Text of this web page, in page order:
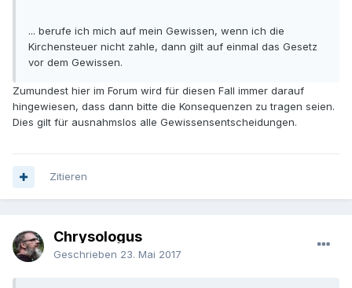
... berufe ich mich auf mein Gewissen, wenn ich die
Kirchensteuer nicht zahle, dann gilt auf einmal das Gesetz
vor dem Gewissen.
Zumundest hier im Forum wird für diesen Fall immer darauf
hingewiesen, dass dann bitte die Konsequenzen zu tragen seien.
Dies gilt für ausnahmslos alle Gewissensentscheidungen.
Zitieren
Chrysologus
Geschrieben 23. Mai 2017